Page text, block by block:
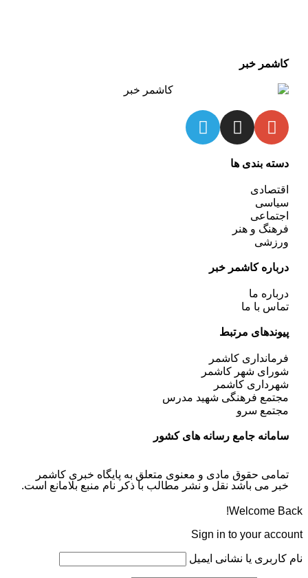
کاشمر خبر
دسته بندی ها
اقتصادی
سیاسی
اجتماعی
فرهنگ و هنر
ورزشی
درباره کاشمر خبر
درباره ما
تماس با ما
پیوندهای مرتبط
فرمانداری کاشمر
شورای شهر کاشمر
شهرداری کاشمر
مجتمع فرهنگی شهید مدرس
مجتمع سرو
سامانه جامع رسانه های کشور
تمامی حقوق مادی و معنوی متعلق به پایگاه خبری کاشمر
خبر می باشد نقل و نشر مطالب با ذکر نام منبع بلامانع است.
Welcome Back!
Sign in to your account
نام کاربری یا نشانی ایمیل